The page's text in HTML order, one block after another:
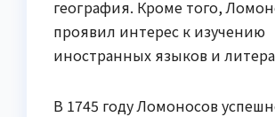
география. Кроме того,
проявил интерес к изучению
иностранных языков и
В 1745 году Ломоносов